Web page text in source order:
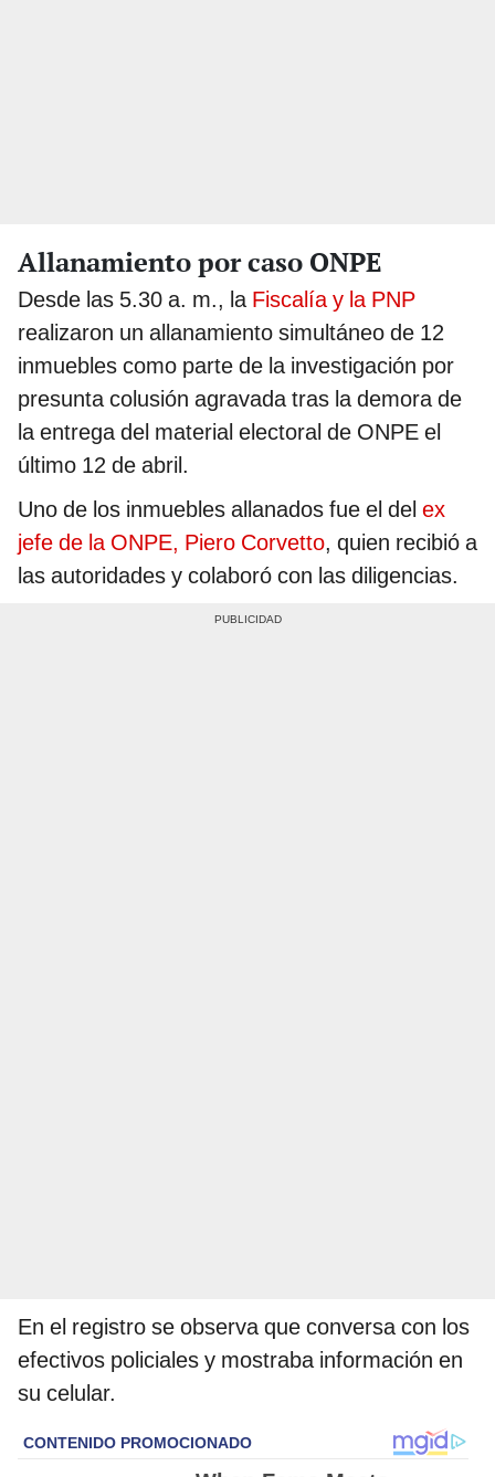
Allanamiento por caso ONPE
Desde las 5.30 a. m., la Fiscalía y la PNP
realizaron un allanamiento simultáneo de 12
inmuebles como parte de la investigación por
presunta colusión agravada tras la demora de
la entrega del material electoral de ONPE el
último 12 de abril.
Uno de los inmuebles allanados fue el del ex
jefe de la ONPE, Piero Corvetto, quien recibió a
las autoridades y colaboró con las diligencias.
En el registro se observa que conversa con los
efectivos policiales y mostraba información en
su celular.